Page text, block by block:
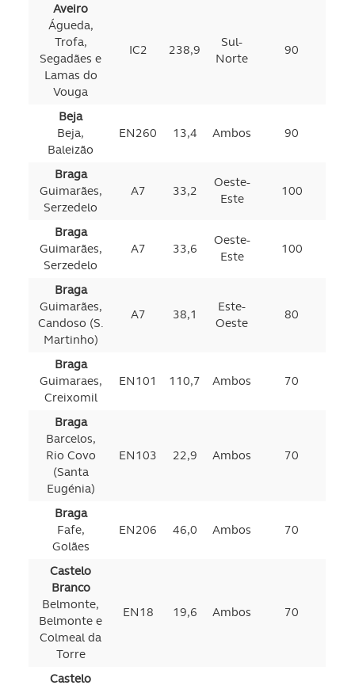
Aveiro
Águeda,
Trofa,
Segadães e
Lamas do
Vouga
IC2 238,9
Sul-
Norte
90
Beja
Beja,
Baleizão
EN260 13,4 Ambos 90
Braga
Guimarães,
Serzedelo
A7 33,2
Oeste-
Este
100
Braga
Guimarães,
Serzedelo
A7 33,6
Oeste-
Este
100
Braga
Guimarães,
Candoso (S.
Martinho)
A7 38,1
Este-
Oeste
80
Braga
Guimaraes,
Creixomil
EN101 110,7 Ambos 70
Braga
Barcelos,
Rio Covo
(Santa
Eugénia)
EN103 22,9 Ambos 70
Braga
Fafe,
Golães
EN206 46,0 Ambos 70
Castelo
Branco
Belmonte,
Belmonte e
Colmeal da
Torre
EN18 19,6 Ambos 70
Castelo